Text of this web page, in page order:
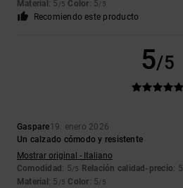
Material : 5 /5 Color: 5/5
Recomiendo este producto
5/5
Gaspare19. enero 2026
Un calzado cómodo y resistente
Mostrar original - Italiano
Comodidad : 5/5 Relación calidad-precio: 5
Material : 5 /5 Color: 5/5